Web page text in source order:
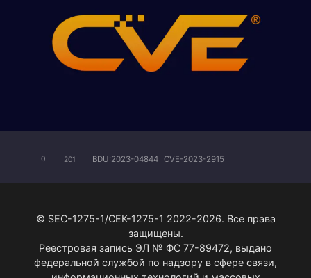
0 201 BDU:2023-04844 CVE-2023-2915
© SEC-1275-1/СЕК-1275-1 2022-2026. Все права
защищены.
Реестровая запись ЭЛ № ФС 77-89472, выдано
федеральной службой по надзору в сфере связи,